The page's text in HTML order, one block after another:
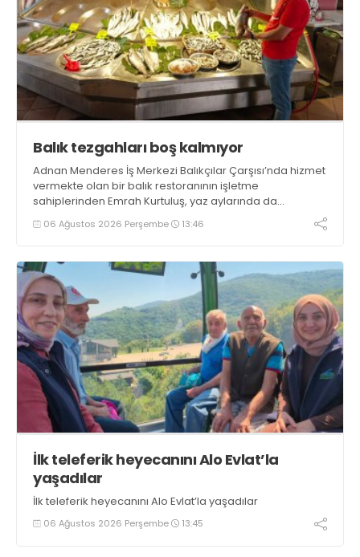
Balık tezgahları boş kalmıyor
Adnan Menderes İş Merkezi Balıkçılar Çarşısı’nda hizmet
vermekte olan bir balık restoranının işletme
sahiplerinden Emrah Kurtuluş, yaz aylarında da
tezgahlarda taze balık bulunduğunu ifade ederek “Yıl
boyunca tezgahlarda taze balık bulmak mümkün
06 Ağustos 2026 Perşembe 13:46
İlk teleferik heyecanını Alo Evlat’la
yaşadılar
İlk teleferik heyecanını Alo Evlat’la yaşadılar
06 Ağustos 2026 Perşembe 13:45